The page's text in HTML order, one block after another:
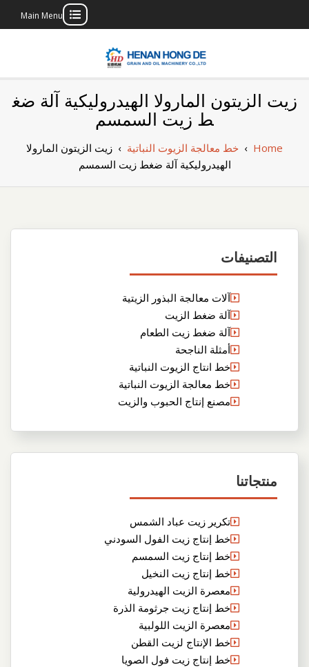
Main Menu
بناء مصنع إنتاج
الزيوت النباتية
الخاص بك
زيت الزيتون المارولا الهيدروليكية آلة ضغ
ط زيت السمسم
Home
› خط معالجة الزيوت النباتية › زيت الزيتون المارولا
الهيدروليكية آلة ضغط زيت السمسم
التصنيفات
آلات معالجة البذور الزيتية
آلة ضغط الزيت
آلة ضغط زيت الطعام
أمثلة الناجحة
خط انتاج الزيوت النباتية
خط معالجة الزيوت النباتية
مصنع إنتاج الحبوب والزيت
منتجاتنا
تكرير زيت عباد الشمس
خط إنتاج زيت الفول السودني
خط إنتاج زيت السمسم
خط إنتاج زيت النخيل
معصرة الزيت الهيدرولية
خط إنتاج زيت جرثومة الذرة
معصرة الزيت اللولبية
خط الإنتاج لزيت القطن
خط إنتاج زيت فول الصويا